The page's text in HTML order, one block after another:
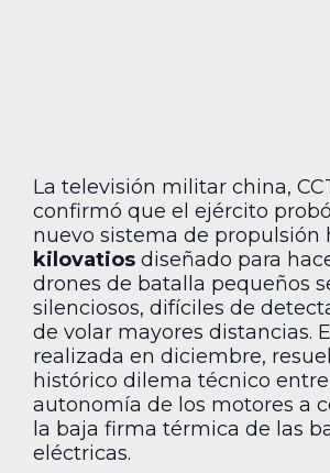
La televisión militar china,
confirmó que el ejército
nuevo sistema de propulsión
kilovatios diseñado para
drones de batalla pequeños
silenciosos, difíciles de
de volar mayores distancias.
realizada en diciembre,
histórico dilema técnico
autonomía de los motores a
la baja firma térmica de las
eléctricas.